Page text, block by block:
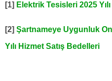
[1] Elektrik Tesisleri 2025
[2] Şartnameye Uygunluk
Yılı Hizmet Satış Bedelleri